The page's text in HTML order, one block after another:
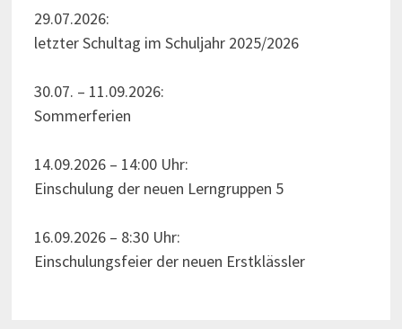
29.07.2026:
letzter Schultag im Schuljahr 2025/2026
30.07. – 11.09.2026:
Sommerferien
14.09.2026 – 14:00 Uhr:
Einschulung der neuen Lerngruppen 5
16.09.2026 – 8:30 Uhr:
Einschulungsfeier der neuen Erstklässler